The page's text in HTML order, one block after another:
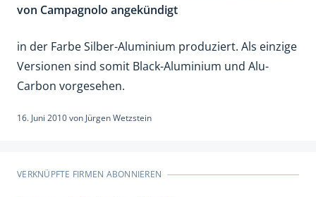
von Campagnolo angekündigt
in der Farbe Silber-Aluminium produziert. Als einzige
Versionen sind somit Black-Aluminium und Alu-
Carbon vorgesehen.
16. Juni 2010von Jürgen Wetzstein
VERKNÜPFTE FIRMEN ABONNIEREN